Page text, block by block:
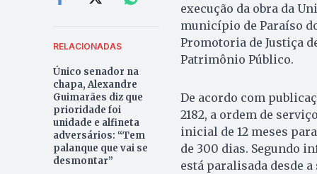
RELACIONADAS
Único senador na
chapa, Alexandre
Guimarães diz que
prioridade foi
unidade e alfineta
adversários: “Tem
palanque que vai se
desmontar”
execução da obra da
município de Paraíso
Promotoria de Justiça
Patrimônio Público.
De acordo com
2182, a ordem de
inicial de 12 meses
de 300 dias. Segundo
está paralisada desde